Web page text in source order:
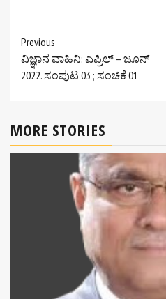
Continue
Reading
Previous
ವಿಜ್ಞಾನ ವಾಹಿನಿ: ಎಪ್ರಿಲ್ – ಜೂನ್
2022. ಸಂಪುಟ 03 ; ಸಂಚಿಕೆ 01
MORE STORIES